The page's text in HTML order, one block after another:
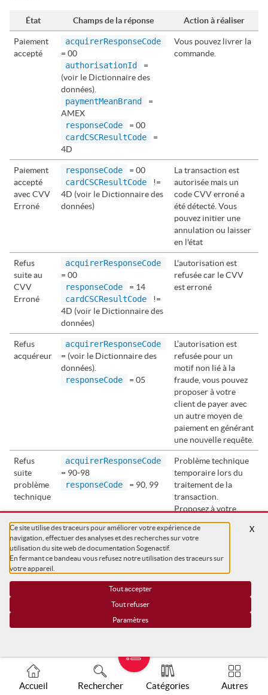
Accueil Rechercher Catégories Autres
État Champs de la réponse Action à réaliser
Paiement
accepté
acquirerResponseCode
= 00
authorisationId
=
(voir le Dictionnaire des
données).
paymentMeanBrand
=
AMEX
responseCode
= 00
cardCSCResultCode
=
4D
Vous pouvez livrer la
commande.
Paiement
accepté
avec CVV
Erroné
responseCode
= 00
cardCSCResultCode
!=
4D (voir le Dictionnaire des
données)
La transaction est
autorisée mais un
code CVV erroné a
été détecté. Vous
pouvez initier une
annulation ou laisser
en l'état
Refus
suite au
CVV
Erroné
acquirerResponseCode
= 00
responseCode
= 14
cardCSCResultCode
!=
4D (voir le Dictionnaire des
données)
L'autorisation est
refusée car le CVV
est erroné
Refus
acquéreur
acquirerResponseCode
= (voir le Dictionnaire des
données).
responseCode
= 05
L’autorisation est
refusée pour un
motif non lié à la
fraude, vous pouvez
proposer à votre
client de payer avec
un autre moyen de
paiement en générant
une nouvelle requête.
Refus
suite
problème
technique
acquirerResponseCode
= 90-98
responseCode
= 90, 99
Problème technique
temporaire lors du
traitement de la
transaction.
Proposez à votre
client de refaire un
paiement
Pour connaître l'intégralité des codes réponses (
responseCode ) et codes réponses acquéreur (
Dictionnaire des données
Ce site utilise des traceurs pour améliorer votre expérience de
navigation, effectuer des analyses et des recherches sur votre
utilisation du site web de documentation Sogenactif.
En fermant ce bandeau vous refusez notre utilisation des traceurs sur
votre appareil.
Tout accepter
Tout refuser
Paramètres
X